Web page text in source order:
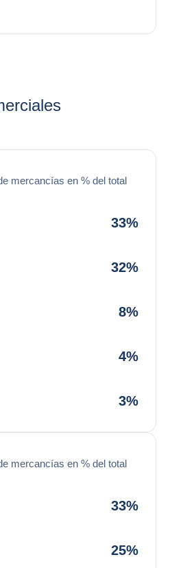
mercancías en % del total
33%
32%
8%
4%
3%
mercancías en % del total
33%
25%